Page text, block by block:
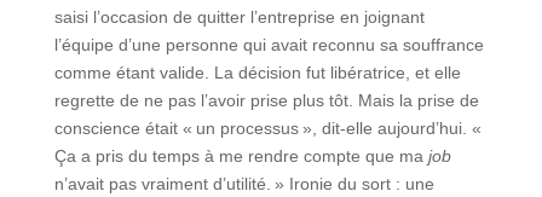
saisi l’occasion de quitter l’entreprise en joignant
l’équipe d’une personne qui avait reconnu sa souffrance
comme étant valide. La décision fut libératrice, et elle
regrette de ne pas l’avoir prise plus tôt. Mais la prise de
conscience était « un processus », dit-elle aujourd’hui. «
Ça a pris du temps à me rendre compte que ma job
n’avait pas vraiment d’utilité. » Ironie du sort : une